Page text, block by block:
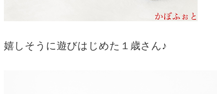
嬉しそうに遊びはじめた１歳さん♪